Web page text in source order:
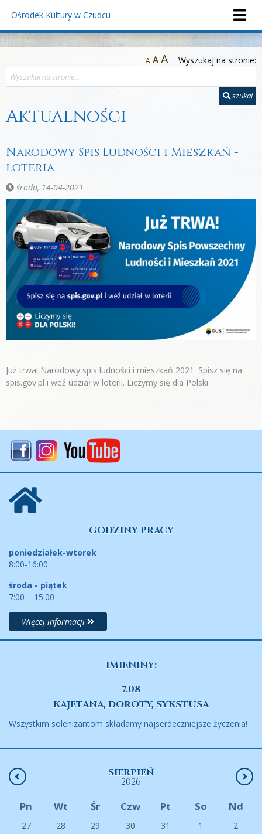
Ośrodek Kultury w Czudcu
GODZINY PRACY
poniedziałek-wtorek
8:00-16:00
środa - piątek
7:00 – 15:00
Więcej informacji
IMIENINY:
7.08
KAJETANA, DOROTY, SYKSTUSA
Wszystkim solenizantom składamy najserdeczniejsze życzenia!
SIERPIEŃ
2026
Pn Wt Śr Czw Pt So Nd
27 28 29 30 31 1
2
A AA Wyszukaj na stronie:
szukaj
Aktualności
Narodowy Spis Ludności i Mieszkań -
loteria
środa, 14-04-2021
Już trwa! Narodowy spis ludności i mieszkań 2021. Spisz się na
spis.gov.pl i weź udział w loterii. Liczymy się dla Polski.